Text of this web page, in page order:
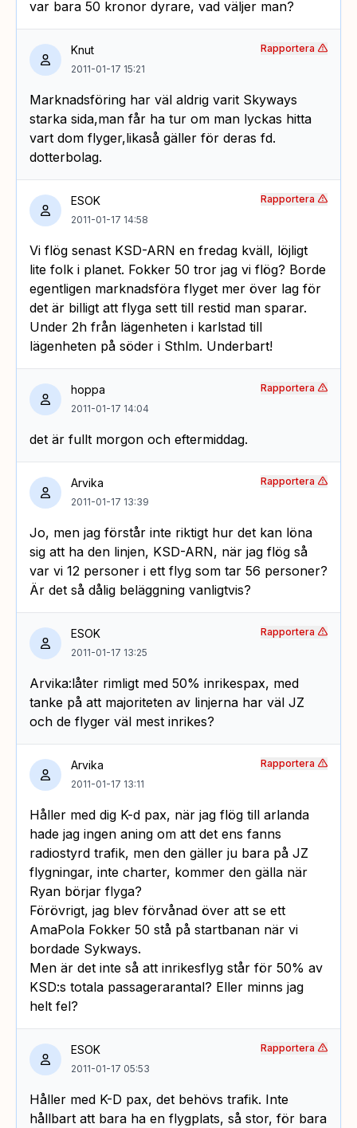
var bara 50 kronor dyrare, vad väljer man?
Knut
2011-01-17 15:21
Marknadsföring har väl aldrig varit Skyways
starka sida,man får ha tur om man lyckas hitta
vart dom flyger,likaså gäller för deras fd.
dotterbolag.
Rapportera
ESOK
2011-01-17 14:58
Vi flög senast KSD-ARN en fredag kväll, löjligt
lite folk i planet. Fokker 50 tror jag vi flög? Borde
egentligen marknadsföra flyget mer över lag för
det är billigt att flyga sett till restid man sparar.
Under 2h från lägenheten i karlstad till
lägenheten på söder i Sthlm. Underbart!
Rapportera
hoppa
2011-01-17 14:04
det är fullt morgon och eftermiddag.
Rapportera
Arvika
2011-01-17 13:39
Jo, men jag förstår inte riktigt hur det kan löna
sig att ha den linjen, KSD-ARN, när jag flög så
var vi 12 personer i ett flyg som tar 56 personer?
Är det så dålig beläggning vanligtvis?
Rapportera
ESOK
2011-01-17 13:25
Arvika:låter rimligt med 50% inrikespax, med
tanke på att majoriteten av linjerna har väl JZ
och de flyger väl mest inrikes?
Rapportera
Arvika
2011-01-17 13:11
Håller med dig K-d pax, när jag flög till arlanda
hade jag ingen aning om att det ens fanns
radiostyrd trafik, men den gäller ju bara på JZ
flygningar, inte charter, kommer den gälla när
Ryan börjar flyga?
Förövrigt, jag blev förvånad över att se ett
AmaPola Fokker 50 stå på startbanan när vi
bordade Sykways.
Men är det inte så att inrikesflyg står för 50% av
KSD:s totala passagerarantal? Eller minns jag
helt fel?
Rapportera
ESOK
2011-01-17 05:53
Håller med K-D pax, det behövs trafik. Inte
hållbart att bara ha en flygplats, så stor, för bara
Rapportera